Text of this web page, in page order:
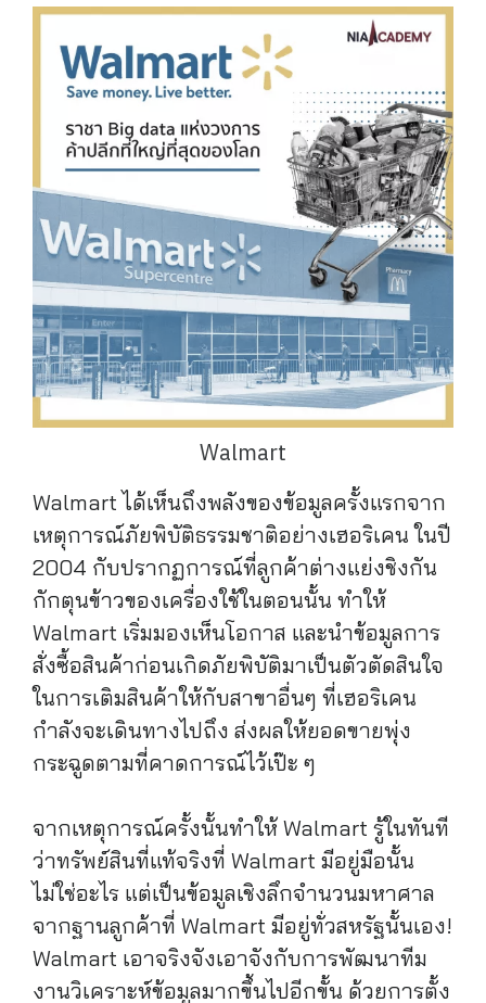
Walmart
Walmart ได้เห็นถึงพลังของข้อมูลครั้งแรกจาก
เหตุการณ์ภัยพิบัติธรรมชาติอย่างเฮอริเคน ในปี
2004 กับปรากฏการณ์ที่ลูกค้าต่างแย่งชิงกัน
กักตุนข้าวของเครื่องใช้ในตอนนั้น ทำให้
Walmart เริ่มมองเห็นโอกาส และนำข้อมูลการ
สั่งซื้อสินค้าก่อนเกิดภัยพิบัติมาเป็นตัวตัดสินใจ
ในการเติมสินค้าให้กับสาขาอื่นๆ ที่เฮอริเคน
กำลังจะเดินทางไปถึง ส่งผลให้ยอดขายพุ่ง
กระฉูดตามที่คาดการณ์ไว้เป๊ะ ๆ
จากเหตุการณ์ครั้งนั้นทำให้ Walmart รู้ในทันที
ว่าทรัพย์สินที่แท้จริงที่ Walmart มีอยู่มือนั้น
ไม่ใช่อะไร แต่เป็นข้อมูลเชิงลึกจำนวนมหาศาล
จากฐานลูกค้าที่ Walmart มีอยู่ทั่วสหรัฐนั้นเอง!
Walmart เอาจริงจังเอาจังกับการพัฒนาทีม
งานวิเคราะห์ข้อมูลมากขึ้นไปอีกขั้น ด้วยการตั้ง